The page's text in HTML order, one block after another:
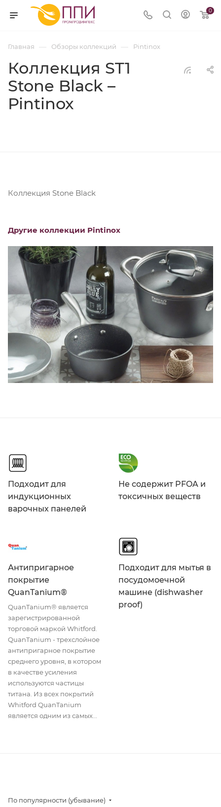
0
Главная — Обзоры коллекций — Pintinox
Коллекция ST1
Stone Black –
Pintinox
Коллекция Stone Black
Другие коллекции Pintinox
Подходит для
индукционных
варочных панелей
Не содержит PFOA и
токсичных веществ
Антипригарное
покрытие
QuanTanium®
QuanTanium® является
зарегистрированной
торговой маркой Whitford.
QuanTanium - трехслойное
антипригарное покрытие
среднего уровня, в котором
в качестве усиления
используются частицы
титана. Из всех покрытий
Whitford QuanTanium
является одним из самых...
Подходит для мытья в
посудомоечной
машине (dishwasher
proof)
По популярности (убывание)